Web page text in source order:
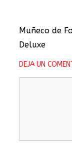
Muñeco de
Deluxe
DEJA UN